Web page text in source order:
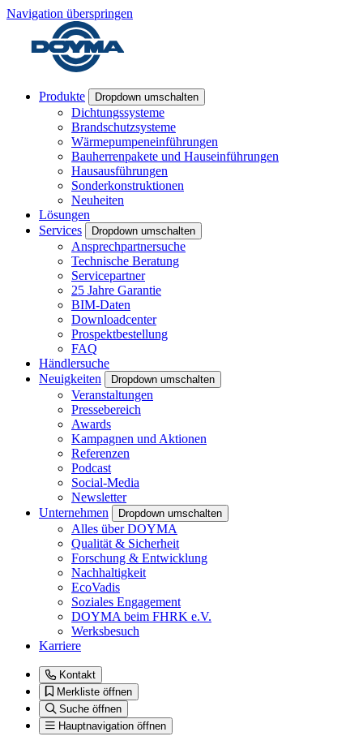
Navigation überspringen
Produkte Dropdown umschalten
Dichtungssysteme
Brandschutzsysteme
Wärmepumpeneinführungen
Bauherrenpakete und Hauseinführungen
Hausausführungen
Sonderkonstruktionen
Neuheiten
Lösungen
Services
Dropdown umschalten
Ansprechpartnersuche
Technische Beratung
Servicepartner
25 Jahre Garantie
BIM-Daten
Downloadcenter
Prospektbestellung
FAQ
Händlersuche
Neuigkeiten
Dropdown umschalten
Veranstaltungen
Pressebereich
Awards
Kampagnen und Aktionen
Referenzen
Podcast
Social-Media
Newsletter
Unternehmen
Dropdown umschalten
Alles über DOYMA
Qualität & Sicherheit
Forschung & Entwicklung
Nachhaltigkeit
EcoVadis
Soziales Engagement
DOYMA beim FHRK e.V.
Werksbesuch
Karriere
Kontakt
Merkliste öffnen
Suche öffnen
Hauptnavigation öffnen